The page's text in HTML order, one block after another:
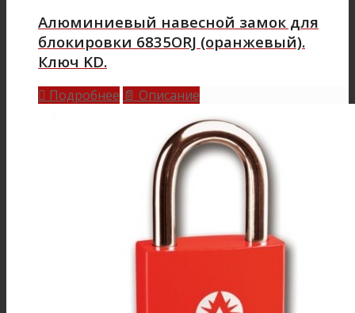
Алюминиевый навесной замок для
блокировки 6835ORJ (оранжевый).
Ключ KD.
 Подробнее 📄 Описание